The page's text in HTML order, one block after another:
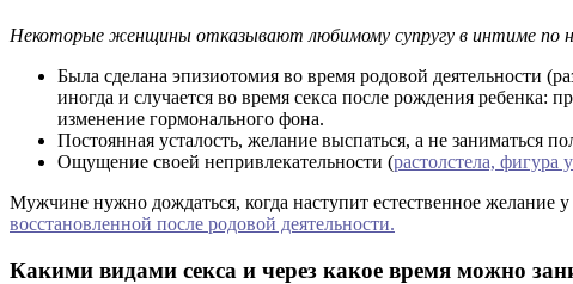
Некоторые женщины отказывают любимому супругу в интиме по
Была сделана эпизиотомия во время родовой деятельности
иногда и случается во время секса после рождения
изменение гормонального фона.
Постоянная усталость, желание выспаться, а не
Ощущение своей непривлекательности (растолстела, фигура
Мужчине нужно дождаться, когда наступит естественное желание
восстановленной после родовой деятельности.
Какими видами секса и через какое время можно